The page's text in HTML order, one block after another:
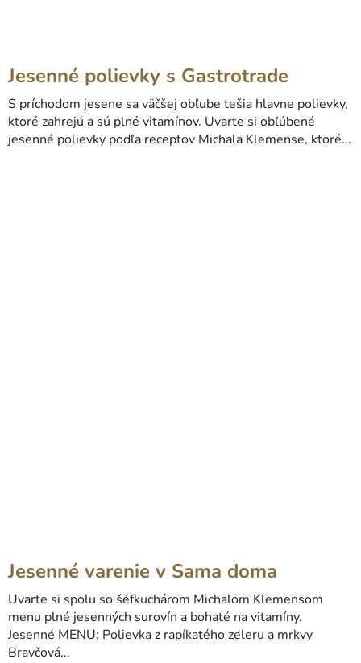
Jesenné polievky s Gastrotrade
S príchodom jesene sa väčšej obľube tešia hlavne polievky,
ktoré zahrejú a sú plné vitamínov. Uvarte si obľúbené
jesenné polievky podľa receptov Michala Klemense, ktoré...
Jesenné varenie v Sama doma
Uvarte si spolu so šéfkuchárom Michalom Klemensom
menu plné jesenných surovín a bohaté na vitamíny.
Jesenné MENU: Polievka z rapíkatého zeleru a mrkvy
Bravčová...